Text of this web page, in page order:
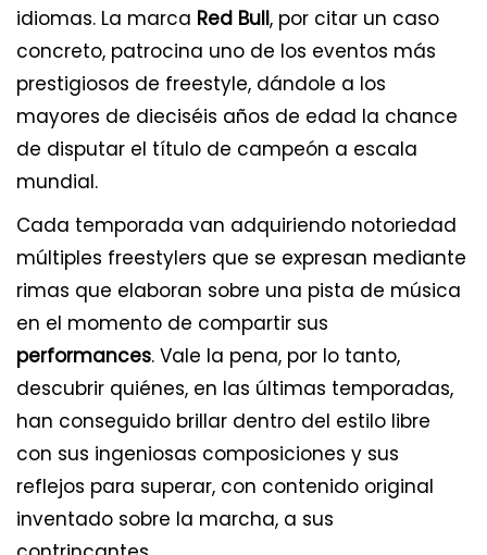
idiomas. La marca Red Bull, por citar un caso
concreto, patrocina uno de los eventos más
prestigiosos de freestyle, dándole a los
mayores de dieciséis años de edad la chance
de disputar el título de campeón a escala
mundial.
Cada temporada van adquiriendo notoriedad
múltiples freestylers que se expresan mediante
rimas que elaboran sobre una pista de música
en el momento de compartir sus
performances. Vale la pena, por lo tanto,
descubrir quiénes, en las últimas temporadas,
han conseguido brillar dentro del estilo libre
con sus ingeniosas composiciones y sus
reflejos para superar, con contenido original
inventado sobre la marcha, a sus